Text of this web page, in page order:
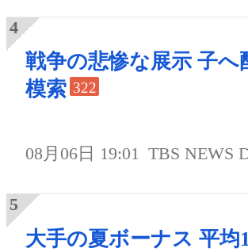
戦争の悲惨な展示 子へ
模索 322
08月06日 19:01 TBS NEWS
大手の夏ボーナス 平均